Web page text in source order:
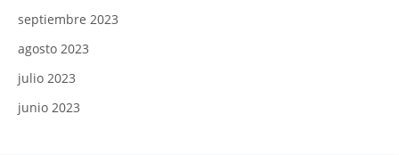
septiembre 2023
agosto 2023
julio 2023
junio 2023